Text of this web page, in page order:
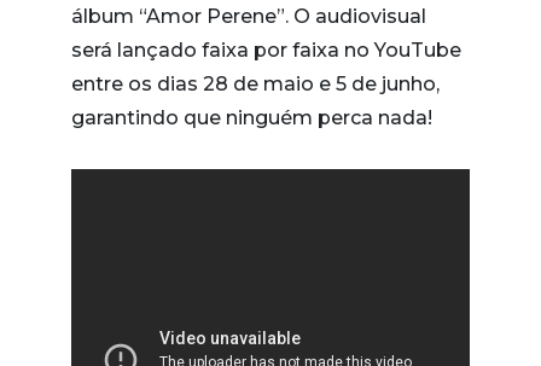
álbum “Amor Perene”. O audiovisual
será lançado faixa por faixa no YouTube
entre os dias 28 de maio e 5 de junho,
garantindo que ninguém perca nada!